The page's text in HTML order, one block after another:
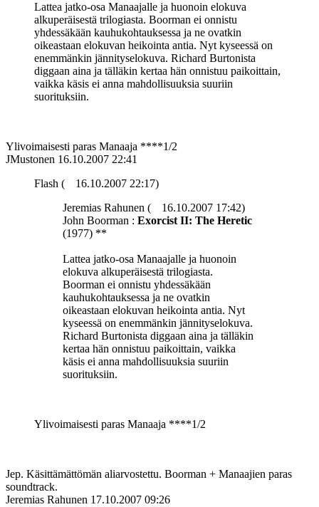
Lattea jatko-osa Manaajalle ja huonoin elokuva
alkuperäisestä trilogiasta. Boorman ei onnistu
yhdessäkään kauhukohtauksessa ja ne ovatkin
oikeastaan elokuvan heikointa antia. Nyt kyseessä on
enemmänkin jännityselokuva. Richard Burtonista
diggaan aina ja tälläkin kertaa hän onnistuu paikoittain,
vaikka käsis ei anna mahdollisuuksia suuriin
suorituksiin.
Ylivoimaisesti paras Manaaja ****1/2
JMustonen 16.10.2007 22:41
Flash (
16.10.2007 22:17)
Jeremias Rahunen (
16.10.2007 17:42)
John Boorman : Exorcist II: The Heretic
(1977) **
Lattea jatko-osa Manaajalle ja huonoin
elokuva alkuperäisestä trilogiasta.
Boorman ei onnistu yhdessäkään
kauhukohtauksessa ja ne ovatkin
oikeastaan elokuvan heikointa antia. Nyt
kyseessä on enemmänkin jännityselokuva.
Richard Burtonista diggaan aina ja tälläkin
kertaa hän onnistuu paikoittain, vaikka
käsis ei anna mahdollisuuksia suuriin
suorituksiin.
Ylivoimaisesti paras Manaaja ****1/2
Jep. Käsittämättömän aliarvostettu. Boorman + Manaajien paras
soundtrack.
Jeremias Rahunen 17.10.2007 09:26